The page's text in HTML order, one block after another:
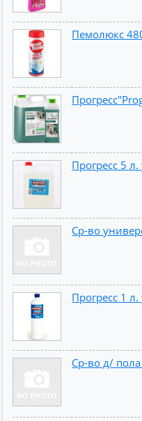
Пемолюкс
Прогресс 5
Ср-во
Прогресс 1
Ср-во д/